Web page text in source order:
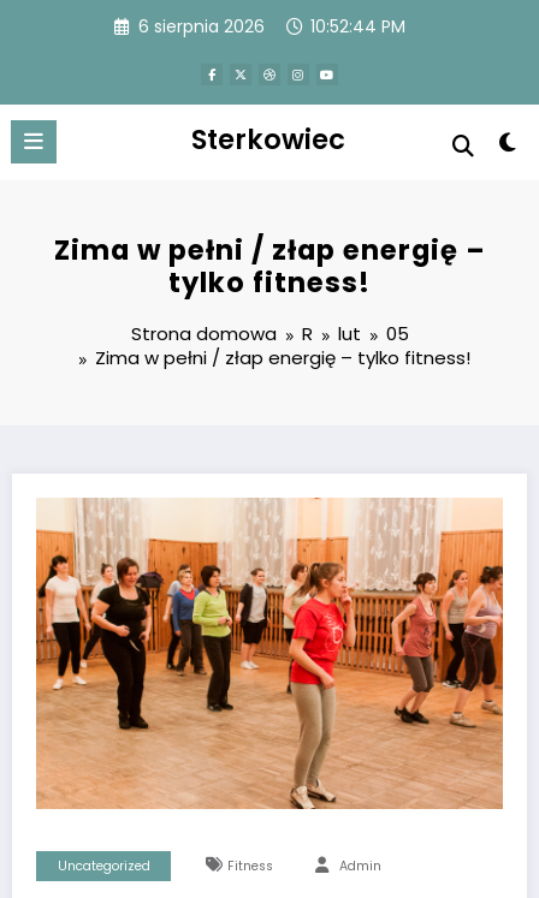
6 sierpnia 2026 10:52:45 PM
Sterkowiec
Zima w pełni / złap energię –
tylko fitness!
Strona domowa R lut
05
Zima w pełni / złap energię – tylko fitness!
Uncategorized Fitness Admin